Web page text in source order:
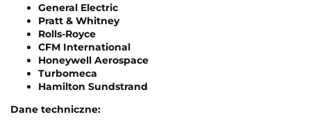
General Electric
Pratt & Whitney
Rolls-Royce
CFM International
Honeywell Aerospace
Turbomeca
Hamilton Sundstrand
Dane techniczne: